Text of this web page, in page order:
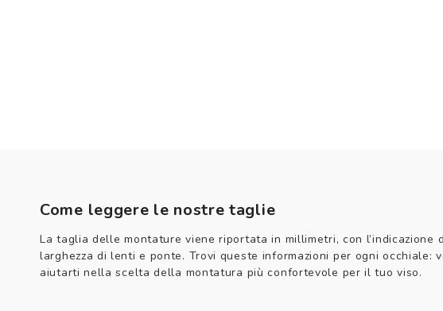
Come leggere le nostre taglie
La taglia delle montature viene riportata in millimetri, con l’indicazione
larghezza di lenti e ponte. Trovi queste informazioni per ogni occhiale:
aiutarti nella scelta della montatura più confortevole per il tuo viso.